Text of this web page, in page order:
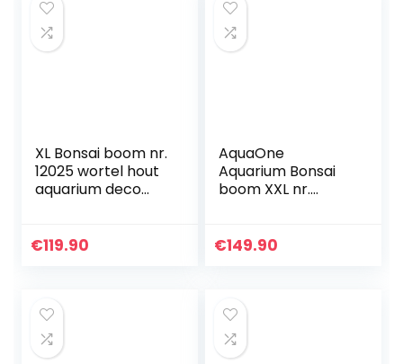
XL Bonsai boom nr.
12025 wortel hout
aquarium deco
decoratie
€119.90
AquaOne
Aquarium Bonsai
boom XXL nr.
50x25x40 cm I
€149.90